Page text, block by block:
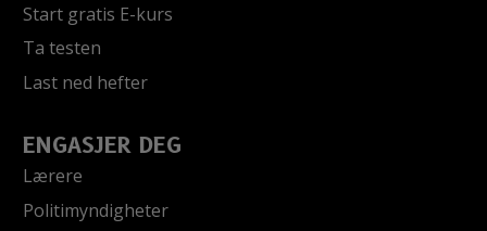
Start gratis E-kurs
Ta testen
Last ned hefter
ENGASJER DEG
Lærere
Politimyndigheter